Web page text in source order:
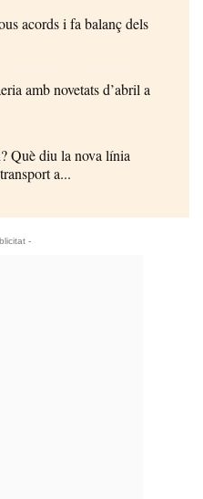
acords i fa balanç dels
amb novetats d’abril a
Què diu la nova línia
a...
-